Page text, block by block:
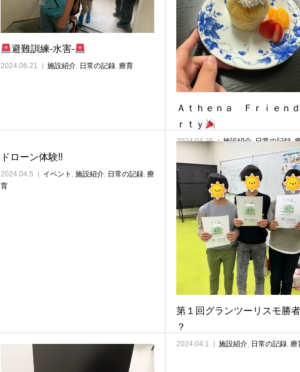
避難訓練-水害-
2024.06.21 施設紹介, 日常の記録, 療育
Ａｔｈｅｎａ Ｆｒｉｅｎ
ｒｔｙ
2024.04.25 施設紹介,日常の記録,
ドローン体験!!
2024.04.5 イベント , 施設紹介, 日常の記録, 療
育
第１回グランツーリスモ勝
？
2024.04.1 施設紹介, 日常の記録, 療